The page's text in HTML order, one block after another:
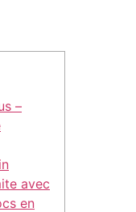
–
avec
en